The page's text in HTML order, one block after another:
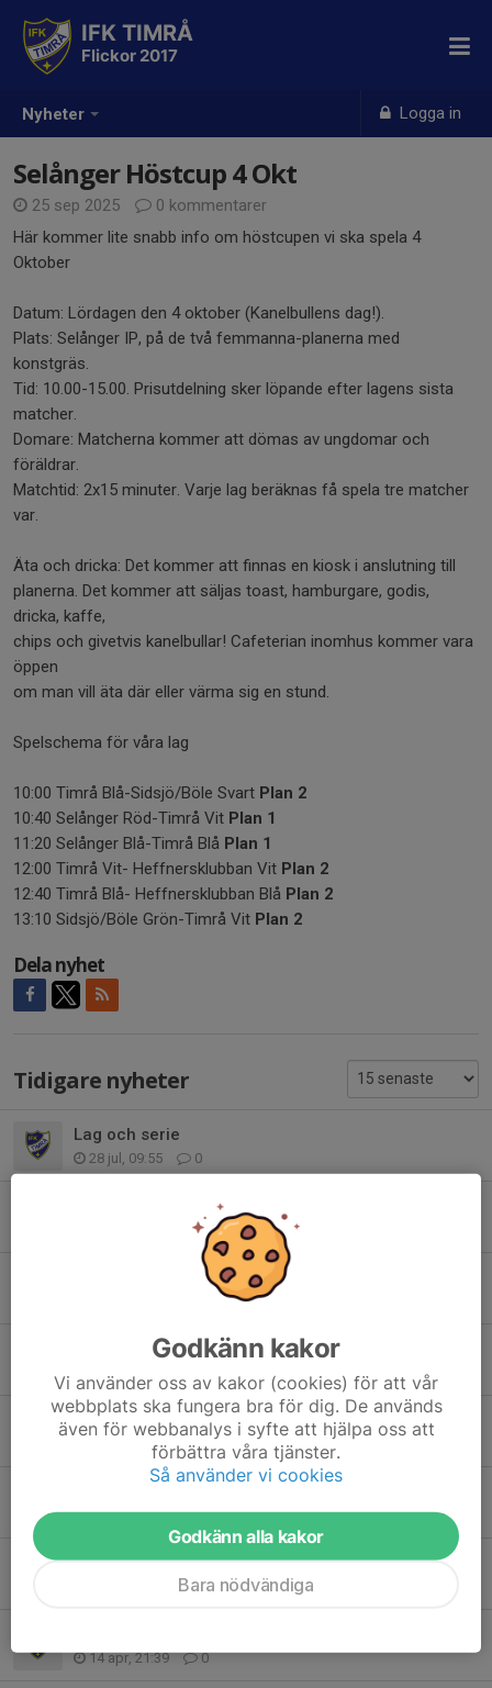
Nyheter Logga in
IFK TIMRÅ
Flickor 2017
Selånger Höstcup 4 Okt
25 sep 2025
0 kommentarer
Här kommer lite snabb info om höstcupen vi ska spela 4
Oktober
Datum: Lördagen den 4 oktober (Kanelbullens dag!).
Plats: Selånger IP, på de två femmanna-planerna med
konstgräs.
Tid: 10.00-15.00. Prisutdelning sker löpande efter lagens sista
matcher.
Domare: Matcherna kommer att dömas av ungdomar och
föräldrar.
Matchtid: 2x15 minuter. Varje lag beräknas få spela tre matcher
var.
Äta och dricka: Det kommer att finnas en kiosk i anslutning till
planerna. Det kommer att säljas toast, hamburgare, godis,
dricka, kaffe,
chips och givetvis kanelbullar! Cafeterian inomhus kommer vara
öppen
om man vill äta där eller värma sig en stund.
Spelschema för våra lag
10:00 Timrå Blå-Sidsjö/Böle Svart Plan 2
10:40 Selånger Röd-Timrå Vit Plan 1
11:20 Selånger Blå-Timrå Blå Plan 1
12:00 Timrå Vit- Heffnersklubban Vit Plan 2
12:40 Timrå Blå- Heffnersklubban Blå Plan 2
13:10 Sidsjö/Böle Grön-Timrå Vit Plan 2
Dela nyhet
Tidigare nyheter
Lag och serie
28 jul, 09:55 0
Arbetspass Schema Mid Nordic Cup 2026
1
Nya träningstider måndagar
Ny/nya lagledare behövs.
5 maj, 08:00 0
27 apr, 16:10 0
Lag och Serier
0
14 apr, 21:39 0
Godkänn kakor
Vi använder oss av kakor (cookies) för att vår
webbplats ska fungera bra för dig. De används
även för webbanalys i syfte att hjälpa oss att
förbättra våra tjänster.
Så använder vi cookies
Godkänn alla kakor
Bara nödvändiga